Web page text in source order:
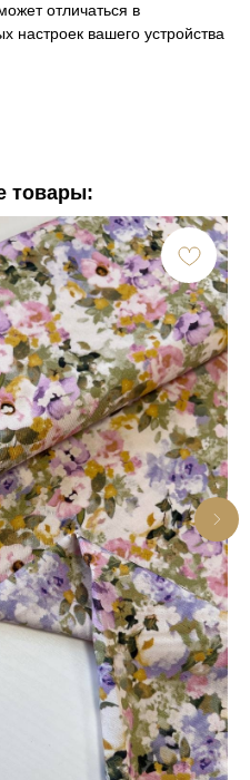
отличаться в
настроек вашего устройства
товары: